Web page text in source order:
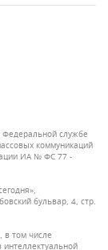
Федеральной службе
коммуникаций
ИА № ФС 77 -
бульвар, 4, стр.
в том числе